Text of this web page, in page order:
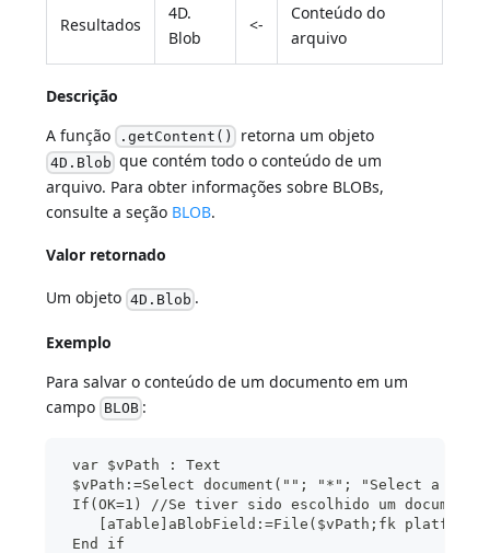
Resultados
4D.
Blob
<-
Conteúdo do
arquivo
Descrição
A função .getContent() retorna um objeto
4D.Blob que contém todo o conteúdo de um
arquivo. Para obter informações sobre BLOBs,
consulte a seção BLOB.
Valor retornado
Um objeto 4D.Blob .
Exemplo
Para salvar o conteúdo de um documento em um
campo BLOB :
var $vPath : Text
$vPath:=Select document(""; "*"; "Select a
If(OK=1) //Se tiver sido escolhido um documento
[aTable]aBlobField:=File($vPath;fk platform
End if